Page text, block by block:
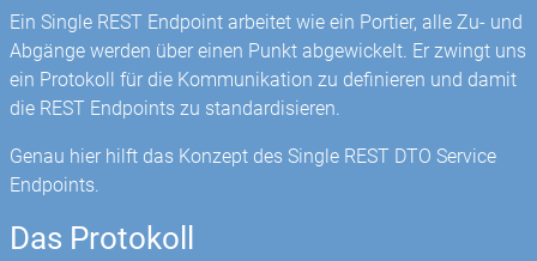
Ein Single REST Endpoint arbeitet wie ein Portier, alle Zu- und
Abgänge werden über einen Punkt abgewickelt. Er zwingt uns
ein Protokoll für die Kommunikation zu definieren und damit
die REST Endpoints zu standardisieren.
Genau hier hilft das Konzept des Single REST DTO Service
Endpoints.
Das Protokoll